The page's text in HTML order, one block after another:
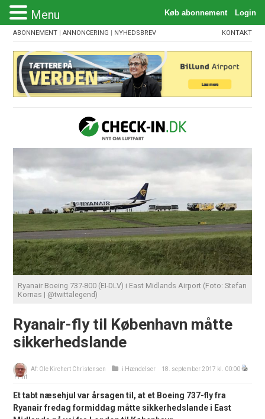
ABONNEMENT |ANNONCERING | NYHEDSBREV KONTAKT
Ryanair Boeing 737-800 (EI-DLV) i East Midlands Airport (Foto: Stefan
Kornas | @twittalegend)
Ryanair-fly til København måtte
sikkerhedslande
Af: Ole Kirchert Christensen i Hændelser
18. september 2017 kl. 00:00
Print
Et tabt næsehjul var årsagen til, at et Boeing 737-fly fra
Ryanair fredag formiddag måtte sikkerhedslande i East
Menu